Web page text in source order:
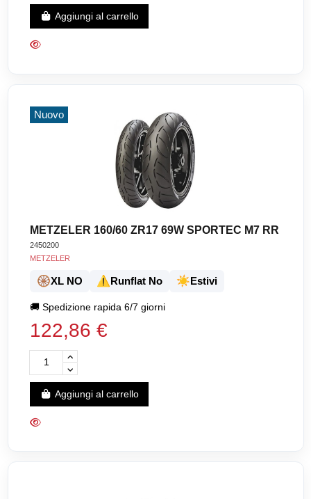
Aggiungi al carrello
Nuovo
METZELER 160/60 ZR17 69W SPORTEC M7 RR
2450200
METZELER
🛞XL NO ⚠️Runflat No ☀️Estivi
🚚Spedizione rapida 6/7 giorni
122,86 €
Aggiungi al carrello